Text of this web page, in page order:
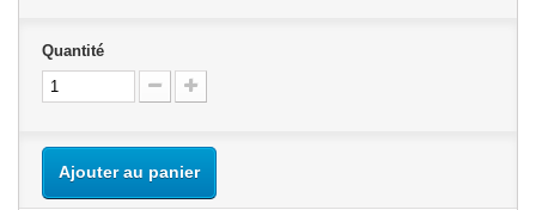
Quantité
Ajouter au panier